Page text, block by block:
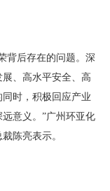
后存在的问题。深
、高水平安全、高
时，积极回应产业
意义。”广州环亚化
陈亮表示。